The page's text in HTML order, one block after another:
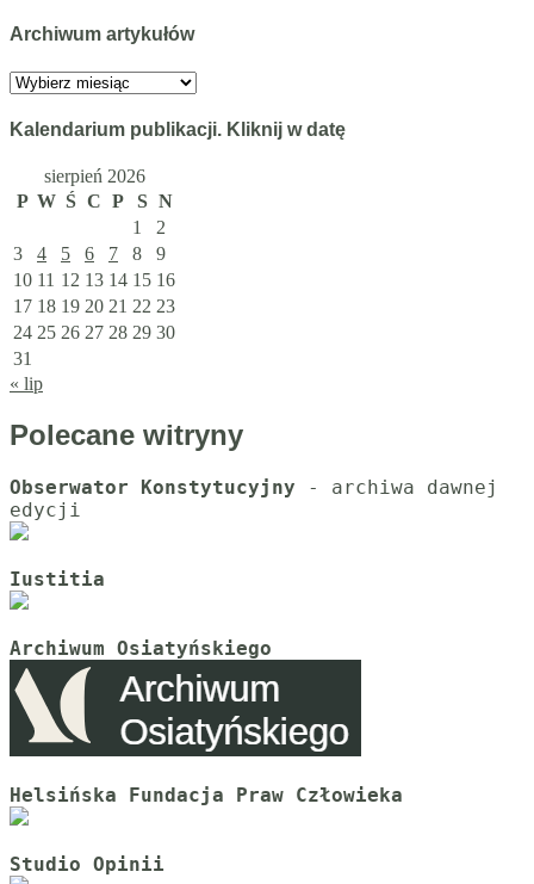
Archiwum artykułów
Archiwum
Kalendarium publikacji. Kliknij w datę
sierpień 2026
P W Ś C P S N
1
2
3
4 5 6 7 8
9
10 11 12 13 14 15 16
17 18 19 20 21 22 23
24 25 26 27 28 29 30
31
« lip
Polecane witryny
Obserwator Konstytucyjny - archiwa dawnej
Iustitia
Archiwum Osiatyńskiego
Helsińska Fundacja Praw Człowieka
Studio Opinii